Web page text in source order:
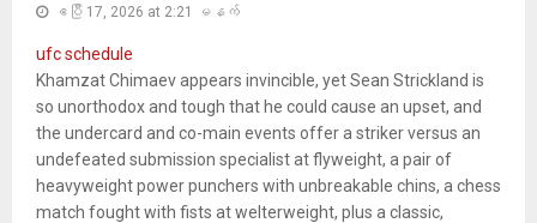
ဧပြီ 17, 2026 at 2:21 မနက်
ufc schedule
Khamzat Chimaev appears invincible, yet Sean Strickland is
so unorthodox and tough that he could cause an upset, and
the undercard and co-main events offer a striker versus an
undefeated submission specialist at flyweight, a pair of
heavyweight power punchers with unbreakable chins, a chess
match fought with fists at welterweight, plus a classic,